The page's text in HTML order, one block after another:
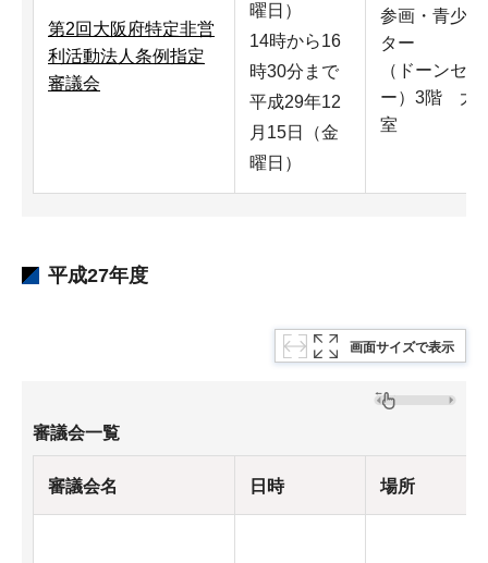
第2回大阪府特定非営
利活動法人条例指定
審議会
曜日）
14時から16
時30分まで
平成29年12
月15日（金
曜日）
参画・青少
ター
（ドーンセ
ー）3階 大
室
平成27年度
画面サイズで表示
審議会一覧
審議会名 日時 場所